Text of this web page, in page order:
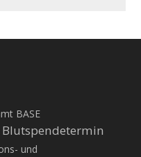
BASE
Blutspendetermin
und